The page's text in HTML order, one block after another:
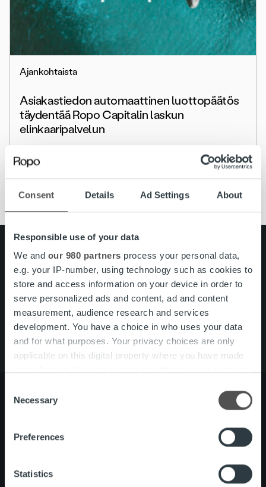
Consent Details Ad Settings About
Responsible use of your data
We and our 980 partners process your personal data,
e.g. your IP-number, using technology such as cookies to
store and access information on your device in order to
serve personalized ads and content, ad and content
measurement, audience research and services
development. You have a choice in who uses your data
and for what purposes. Your privacy choices are only
applicable on this digital property where you have made
the Privacy trigger icon.
Find out more about how your personal data is processed
and set your preferences in the
We use cookies to personalise content and ads, to
provide social media features and to analyse our traffic.
Selection
Necessary
Preferences
Statistics
Ajankohtaista
Asiakastiedon automaattinen luottopäätös
täydentää Ropo Capitalin laskun
elinkaaripalvelun
Lue lisää
Pikalinkit
Yhteystiedot
Ura Ropolla
Palvelut
Tietoa meistä
Search for:
Ihmiset ja kulttuurimme